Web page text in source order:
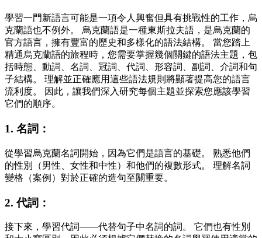
學習一門新語言可能是一項令人興奮但具有挑戰性的工作，烏
克蘭語也不例外。 烏克蘭語是一種東斯拉夫語，是烏克蘭的
官方語言，擁有豐富的歷史和多樣化的語法結構。 當您踏上
精通烏克蘭語的旅程時，您需要掌握幾個關鍵的語法主題，包
括時態、動詞、名詞、冠詞、代詞、形容詞、副詞、介詞和句
子結構。 理解並正確應用這些語法規則將顯著提高您的語言
流利度。 因此，讓我們深入研究每個主題並探索您應該學習
它們的順序。
1. 名詞：
從學習烏克蘭名詞開始，因為它們是語言的基礎。 熟悉他們
的性別（男性、女性和中性）和他們的複數形式。 理解名詞
變格（案例）對於正確的造句至關重要。
2. 代詞：
接下來，學習代詞——代替句子中名詞的詞。 它們也有性別